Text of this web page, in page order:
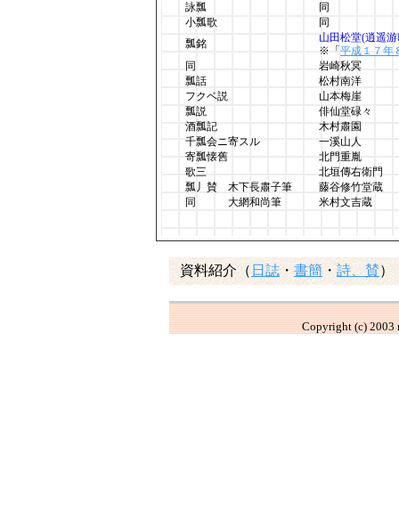
詠瓢
同
小瓢歌
同
瓢銘
山田松堂(逍遥
※「 平成１７年
同
岩崎秋冥
瓢話
松村南洋
フクベ説
山本梅崖
瓢説
俳仙堂碌々
酒瓢記
木村肅園
千瓢会ニ寄スル
一溪山人
寄瓢懐舊
北門重胤
歌三
北垣傳右衛門
瓢丿賛 木下長肅子筆
藤谷修竹堂蔵
同 大網和尚筆
米村文吉蔵
資料紹介（日誌・書簡 ・詩、賛）
Copyright (c) 2003